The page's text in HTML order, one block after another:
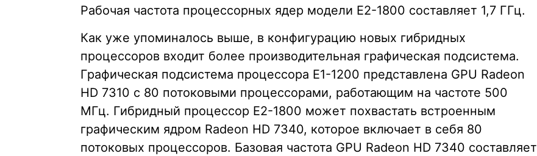
Рабочая частота процессорных ядер модели E2-1800 составляет 1,7 ГГц.
Как уже упоминалось выше, в конфигурацию новых гибридных
процессоров входит более производительная графическая подсистема.
Графическая подсистема процессора E1-1200 представлена GPU Radeon
HD 7310 с 80 потоковыми процессорами, работающим на частоте 500
МГц. Гибридный процессор E2-1800 может похвастать встроенным
графическим ядром Radeon HD 7340, которое включает в себя 80
потоковых процессоров. Базовая частота GPU Radeon HD 7340 составляет